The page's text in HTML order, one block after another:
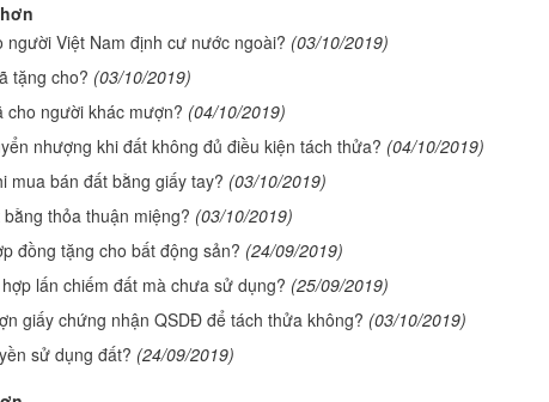
người Việt Nam định cư nước ngoài? (03/10/2019)
tặng cho? (03/10/2019)
cho người khác mượn? (04/10/2019)
nhượng khi đất không đủ điều kiện tách thửa? (04/10/2019)
mua bán đất bằng giấy tay? (03/10/2019)
thỏa thuận miệng? (03/10/2019)
đồng tặng cho bất động sản? (24/09/2019)
lấn chiếm đất mà chưa sử dụng? (25/09/2019)
giấy chứng nhận QSDĐ để tách thửa không? (03/10/2019)
sử dụng đất? (24/09/2019)